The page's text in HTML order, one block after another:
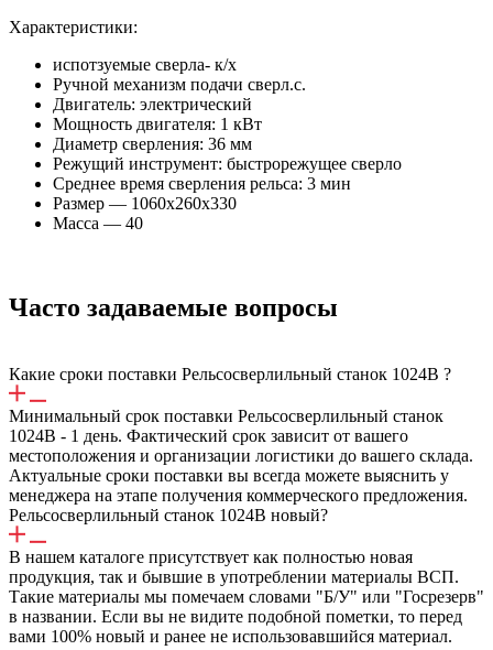
Характеристики:
испотзуемые сверла- к/х
Ручной механизм подачи сверл.c.
Двигатель: электрический
Мощность двигателя: 1 кВт
Диаметр сверления: 36 мм
Режущий инструмент: быстрорежущее сверло
Среднее время сверления рельса: 3 мин
Размер — 1060х260х330
Масса — 40
Часто задаваемые вопросы
Какие сроки поставки Рельсосверлильный станок 1024В ?
Минимальный срок поставки Рельсосверлильный станок
1024В - 1 день. Фактический срок зависит от вашего
местоположения и организации логистики до вашего склада.
Актуальные сроки поставки вы всегда можете выяснить у
менеджера на этапе получения коммерческого предложения.
Рельсосверлильный станок 1024В новый?
В нашем каталоге присутствует как полностью новая
продукция, так и бывшие в употреблении материалы ВСП.
Такие материалы мы помечаем словами "Б/У" или "Госрезерв"
в названии. Если вы не видите подобной пометки, то перед
вами 100% новый и ранее не использовавшийся материал.